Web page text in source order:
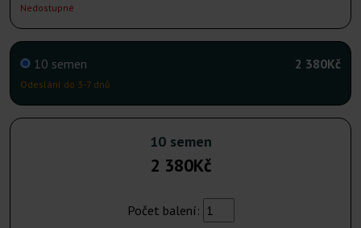
Nedostupné
10 semen
Odeslání do 3-7 dnů
2 380Kč
10 semen
2 380Kč
Počet balení: